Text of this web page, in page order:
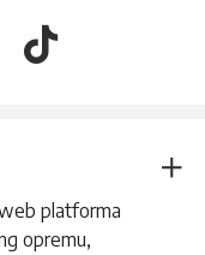
platforma
opremu,